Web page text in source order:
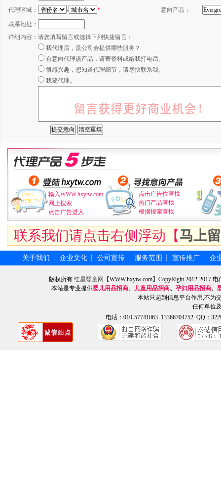
代理区域： - * 意向产品：
联系地址：
详细内容： 请您填写留言或选择下列快捷留言：
我代理后，贵公司会提供哪些服务？
有意向代理该产品，请寄资料或给我打电话。
很感兴趣，想知道代理细节，请尽快联系我。
我要代理。
输入WWW.hxytw.com
网上搜索
点击广告进入
点击广告位查找
热门产品查找
根据搜索查找
联系我们请点击右侧浮动【马上
关于我们 ┆ 企业文化 ┆ 公司宣传 ┆ 服务范围 ┆ 宣传推广 ┆ 企
版权所有 红星婴童网
【WWW.hxytw.com】CopyRight 2012-2017
本站是专业提供婴儿用品招商、 儿童用品招商、 孕妇用品招商、
本站只起到信息平台作用,不为
任何单位
电话：010-57741063 13366704752 QQ：